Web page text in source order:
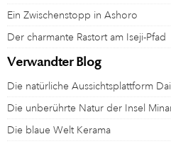
Ein Zwischenstopp in Ashoro
Der charmante Rastort am Iseji-Pfad
Verwandter Blog
Die natürliche Aussichtsplattform
Die unberührte Natur der Insel
Die blaue Welt Kerama